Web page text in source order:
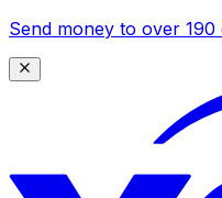
Send money to over